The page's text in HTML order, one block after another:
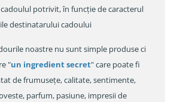
cadoulul potrivit, în funcție de caracterul
destinatarului cadoului
noastre nu sunt simple produse ci
"un ingredient secret" care poate fi
de frumusețe, calitate, sentimente,
parfum, pasiune, impresii de